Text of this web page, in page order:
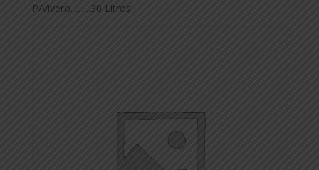
P/Vivero……..30 Litros